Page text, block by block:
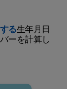
る生年月日
ーを計算し